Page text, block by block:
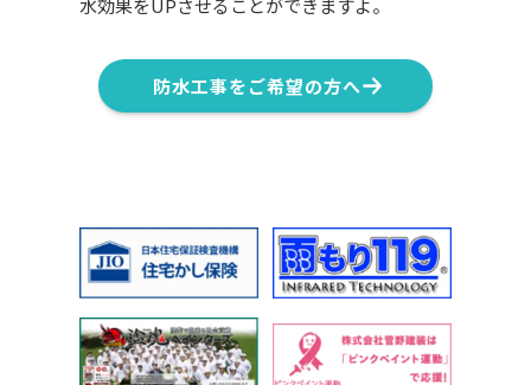
水効果をUPさせることができますよ。
防水工事をご希望の方へ